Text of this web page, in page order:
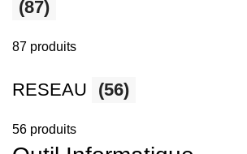
(87)
87 produits
RESEAU (56)
56 produits